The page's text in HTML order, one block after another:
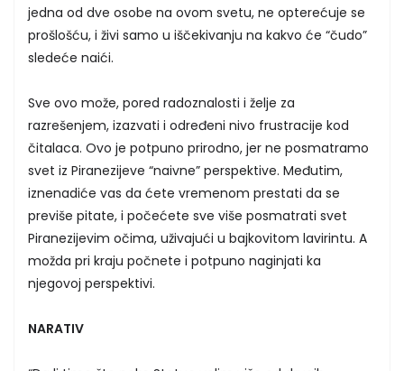
jedna od dve osobe na ovom svetu, ne opterećuje se
prošlošću, i živi samo u iščekivanju na kakvo će “čudo”
sledeće naići.
Sve ovo može, pored radoznalosti i želje za
razrešenjem, izazvati i određeni nivo frustracije kod
čitalaca. Ovo je potpuno prirodno, jer ne posmatramo
svet iz Piranezijeve “naivne” perspektive. Međutim,
iznenadiće vas da ćete vremenom prestati da se
previše pitate, i počećete sve više posmatrati svet
Piranezijevim očima, uživajući u bajkovitom lavirintu. A
možda pri kraju počnete i potpuno naginjati ka
njegovoj perspektivi.
NARATIV